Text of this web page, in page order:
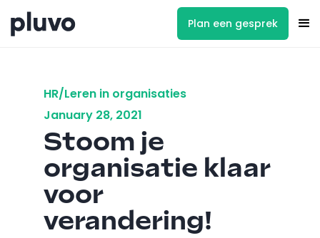
Plan een gesprek
HR/Leren in organisaties
January 28, 2021
Stoom je
organisatie klaar
voor
verandering!